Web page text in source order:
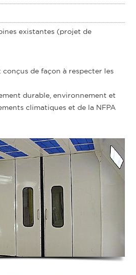
existantes (projet de
de façon à respecter les
durable, environnement et
climatiques et de la NFPA